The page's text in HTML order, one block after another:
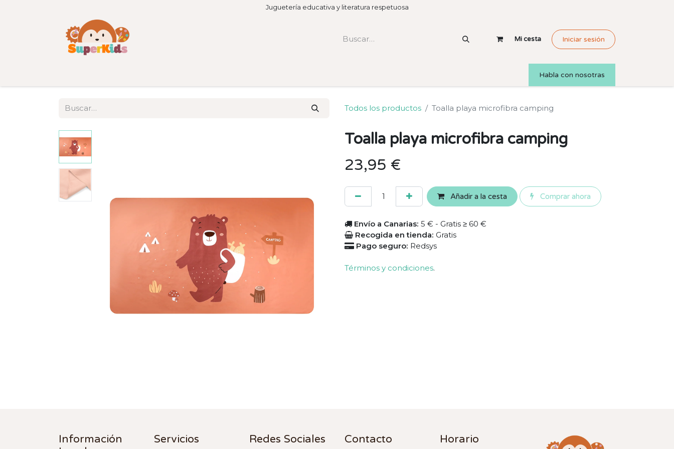
Juguetería educativa y literatura respetuosa
Mi cesta Iniciar sesión
Habla con nosotras
Todos los productos Toalla playa microfibra camping
Toalla playa microfibra camping
23,95 €
Añadir a la cesta Comprar ahora
Envío a Canarias: 5 € - Gratis ≥ 60 €
Recogida en tienda: Gratis
Pago seguro: Redsys
Términos y condiciones.
Información
Servicios Redes Sociales Contacto Horario